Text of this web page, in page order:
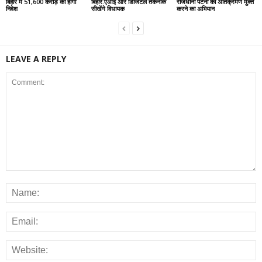
निवेश
सीखेंगे विधायक
करने का अभियान
LEAVE A REPLY